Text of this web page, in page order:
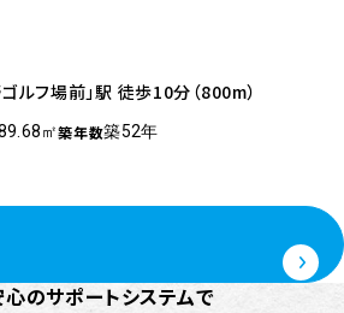
ルフ場前」駅 徒歩10分（800m）
㎡築年数築52年
心のサポートシステムで